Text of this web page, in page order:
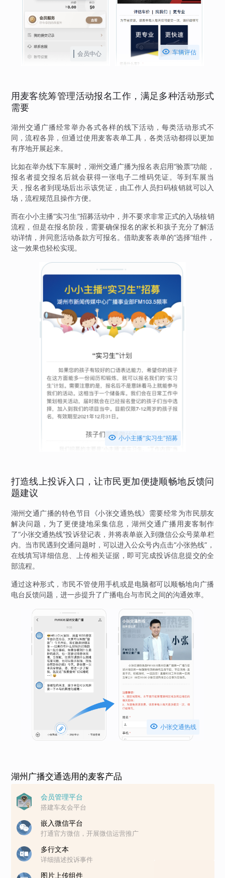
会员中心  车辆评估
用麦客统筹管理活动报名工作，满足多种活动形式
需要
湖州交通广播经常举办各式各样的线下活动，每类活动形式不
同，流程各异，但通过使用麦客表单工具，各类活动都得以更加
有序地开展起来。
比如在举办线下车展时，湖州交通广播为报名表启用“验票”功能，
报名者提交报名后就会获得一张电子二维码凭证。等到车展当
天，报名者到现场后出示该凭证，由工作人员扫码核销就可以入
场，流程规范且操作方便。
而在小小主播“实习生”招募活动中，并不要求非常正式的入场核销
流程，但是在报名阶段，需要确保报名的家长和孩子充分了解活
动详情，并同意活动条款方可报名。借助麦客表单的“选择”组件，
这一效果也轻松实现。
 小小主播“实习生”招募
打造线上投诉入口，让市民更加便捷顺畅地反馈问
题建议
湖州交通广播的特色节目《小张交通热线》需要经常为市民朋友
解决问题，为了更便捷地采集信息，湖州交通广播用麦客制作
了“小张交通热线”投诉登记表，并将表单嵌入到微信公众号菜单栏
内。当市民遇到交通问题时，可以进入公众号内点击“小张热线”，
在线填写详细信息、上传相关证据，即可完成投诉信息提交的全
部流程。
通过这种形式，市民不管使用手机或是电脑都可以顺畅地向广播
电台反馈问题，进一步提升了广播电台与市民之间的沟通效率。
 小张交通热线
湖州广播交通选用的麦客产品
会员管理平台
搭建车友会平台
嵌入微信平台
打通官方微信，开展微信运营推广
多行文本
详细描述投诉事件
图片上传组件